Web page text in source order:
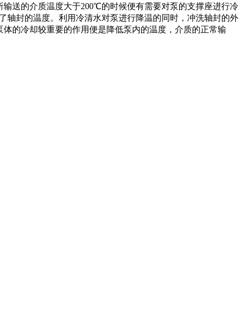
输送的介质温度大于200℃的时候便有需要对泵的支撑座进行冷
封的温度。利用冷清水对泵进行降温的同时，冲洗轴封的外
的冷却较重要的作用便是降低泵内的温度，介质的正常输